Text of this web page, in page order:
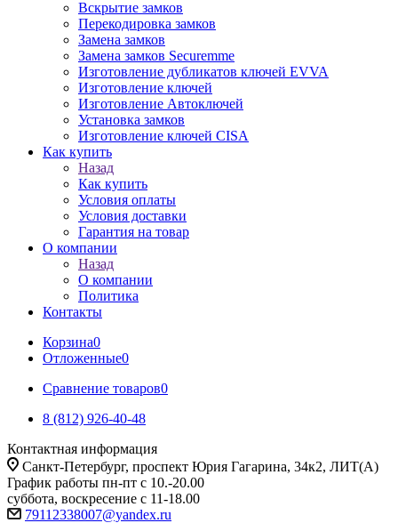
Вскрытие замков
Перекодировка замков
Замена замков
Замена замков Securemme
Изготовление дубликатов ключей EVVA
Изготовление ключей
Изготовление Автоключей
Установка замков
Изготовление ключей CISA
Как купить
Назад
Как купить
Условия оплаты
Условия доставки
Гарантия на товар
О компании
Назад
О компании
Политика
Контакты
Корзина0
Отложенные0
Сравнение товаров0
8 (812) 926-40-48
Контактная информация
Санкт-Петербург, проспект Юрия Гагарина, 34к2, ЛИТ(А)
График работы пн-пт с 10.-20.00
суббота, воскресение с 11-18.00
79112338007@yandex.ru